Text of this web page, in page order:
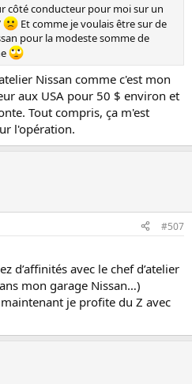
côté conducteur pour moi sur un
Et comme je voulais être sur de
pour la modeste somme de
Nissan comme c'est mon
aux USA pour 50 $ environ et
Tout compris, ça m'est
l'opération.
#507
d’affinités avec le chef d’atelier
mon garage Nissan…)
je profite du Z avec